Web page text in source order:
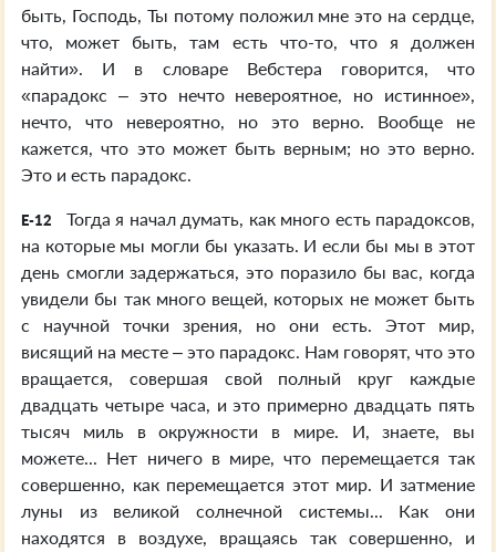
быть, Господь, Ты потому положил мне это на сердце,
что, может быть, там есть что-то, что я должен
найти». И в словаре Вебстера говорится, что
«парадокс – это нечто невероятное, но истинное»,
нечто, что невероятно, но это верно. Вообще не
кажется, что это может быть верным; но это верно.
Это и есть парадокс.
E-12
Тогда я начал думать, как много есть парадоксов,
на которые мы могли бы указать. И если бы мы в этот
день смогли задержаться, это поразило бы вас, когда
увидели бы так много вещей, которых не может быть
с научной точки зрения, но они есть. Этот мир,
висящий на месте – это парадокс. Нам говорят, что это
вращается, совершая свой полный круг каждые
двадцать четыре часа, и это примерно двадцать пять
тысяч миль в окружности в мире. И, знаете, вы
можете... Нет ничего в мире, что перемещается так
совершенно, как перемещается этот мир. И затмение
луны из великой солнечной системы... Как они
находятся в воздухе, вращаясь так совершенно, и